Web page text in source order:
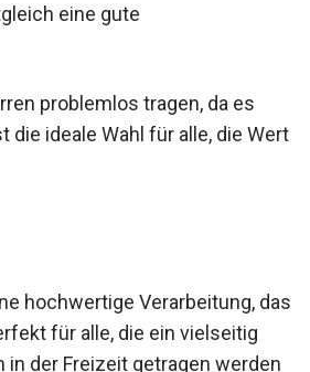
eine gute
problemlos tragen, da es
ideale Wahl für alle, die Wert
hochwertige Verarbeitung, das
für alle, die ein vielseitig
der Freizeit getragen werden